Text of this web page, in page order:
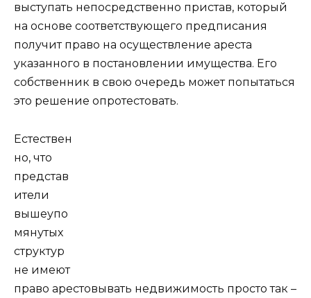
выступать непосредственно пристав, который
на основе соответствующего предписания
получит право на осуществление ареста
указанного в постановлении имущества. Его
собственник в свою очередь может попытаться
это решение опротестовать.
Естествен
но, что
представ
ители
вышеупо
мянутых
структур
не имеют
право арестовывать недвижимость просто так –